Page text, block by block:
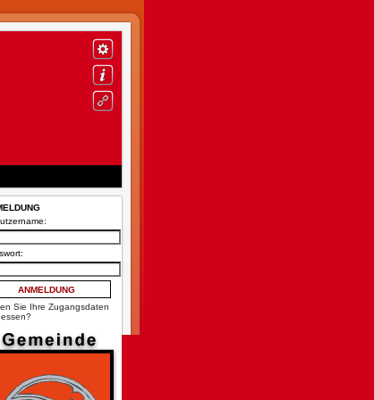
Sie Ihre Zugangsdaten